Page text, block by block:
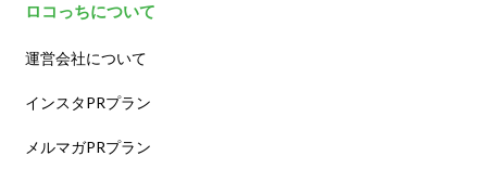
ロコっちについて
運営会社について
インスタPRプラン
メルマガPRプラン